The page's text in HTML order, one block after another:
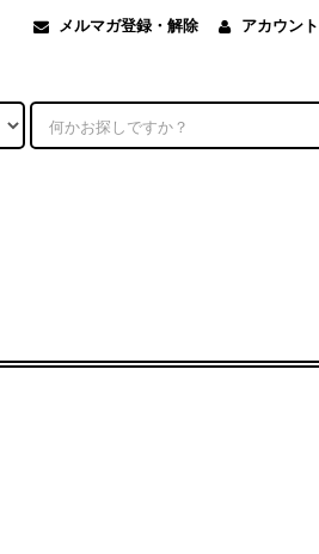
メルマガ登録・解除 アカウント